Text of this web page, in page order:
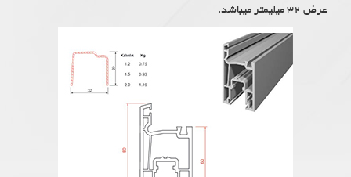
عرض ۳۲ میلیمتر میباشد.